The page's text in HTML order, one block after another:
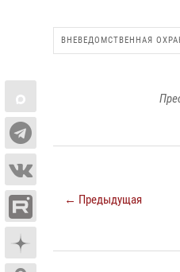
ВНЕВЕДОМСТВЕННАЯ
← Предыдущая